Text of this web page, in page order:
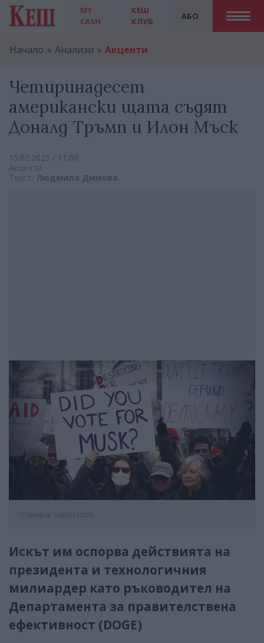
MY
CASH
АБО
КЕШ
КЛУБ
Начало Анализи Акценти
Четиринадесет
американски щата съдят
Доналд Тръмп и Илон Мъск
15.02.2025 / 11:00
Акценти
Текст: Людмила Димова
Снимка: salon.com
Искът им оспорва действията на
президента и технологичния
милиардер като ръководител на
Департамента за правителствена
ефективност (DOGE)